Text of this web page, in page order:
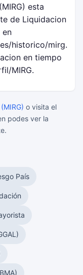
esta
de Liquidacion
en
historico/mirg.
en tiempo
MIRG.
o visita el
podes ver la
País